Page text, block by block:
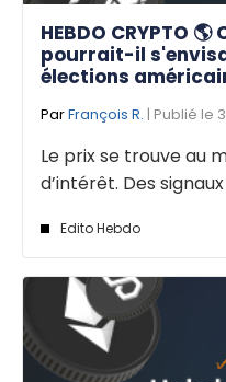
HEBDO CRYPTO
pourrait-il
élections
ParFrançois R. | Publié le
Le prix se trouve au
d’intérêt. Des
Edito Hebdo